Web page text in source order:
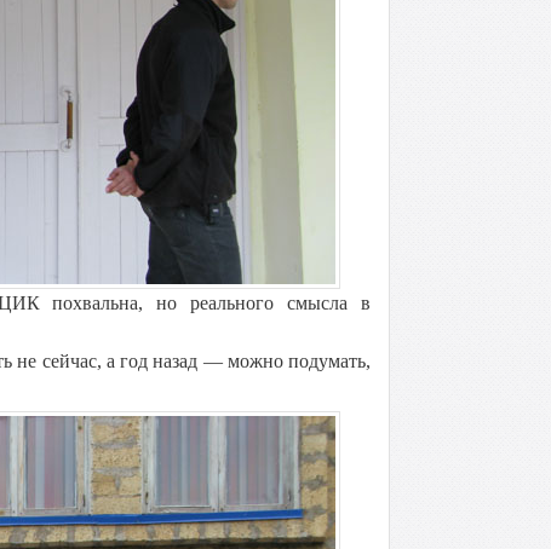
ЦИК похвальна, но реального смысла в
сейчас, а год назад — можно подумать,